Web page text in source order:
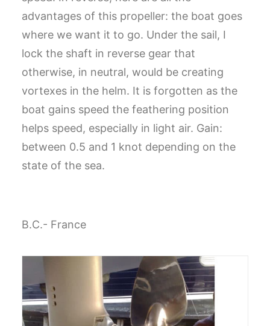
advantages of this propeller: the boat goes
where we want it to go. Under the sail, I
lock the shaft in reverse gear that
otherwise, in neutral, would be creating
vortexes in the helm. It is forgotten as the
boat gains speed the feathering position
helps speed, especially in light air. Gain:
between 0.5 and 1 knot depending on the
state of the sea.
B.C.- France